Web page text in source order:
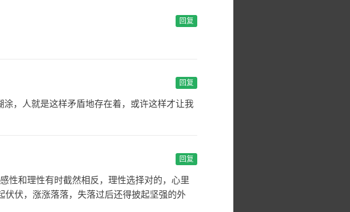
回复
回复
，人就是这样矛盾地存在着，或许这样才让我
回复
性和理性有时截然相反，理性选择对的，心里
伏，涨涨落落，失落过后还得披起坚强的外